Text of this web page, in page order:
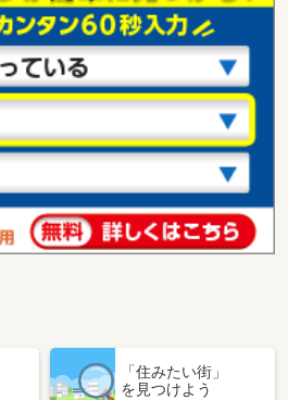
1,580万円
群馬県前橋市元総社町
１種中高
1,494万円
群馬県館林市美園町
299万円
「住みたい街」
を見つけよう